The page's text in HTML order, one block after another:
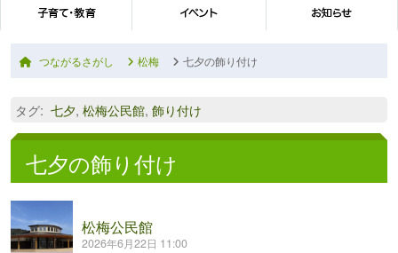
つながるさがし 松梅 七夕の飾り付け
タグ: 七夕, 松梅公民館, 飾り付け
七夕の飾り付け
松梅公民館
2026年6月22日 11:00